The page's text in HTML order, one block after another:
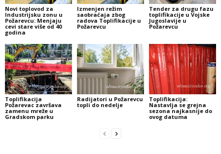
Novi toplovod za
Industrijsku zonu u
Požarevcu: Menjaju
cevi stare više od 40
godina
Izmenjen režim
saobraćaja zbog
radova Toplifikacije u
Požarevcu
Tender za drugu fazu
toplifikacije u Vojske
Jugoslavije u
Požarevcu
Toplifikacija
Požarevac završava
zamenu mreže u
Gradskom parku
Radijatori u Požarevcu
topli do nedelje
Toplifikacija:
Nastavlja se grejna
sezona najkasnije do
ovog datuma